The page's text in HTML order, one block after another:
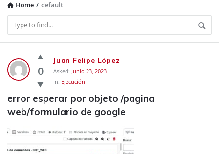
Home / default
Rocketbot
Forum
Latest
Questions
0
Juan Felipe López
Asked: Junio 23, 2023
In: Ejecución
error esperar por objeto /pagina
web/formulario de google